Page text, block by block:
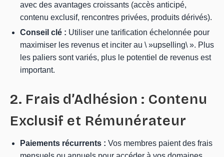
avec des avantages croissants (accès anticipé,
contenu exclusif, rencontres privées, produits dérivés).
Conseil clé : Utiliser une tarification échelonnée pour
maximiser les revenus et inciter au \ »upselling\ ». Plus
les paliers sont variés, plus le potentiel de revenus est
important.
2. Frais d’Adhésion : Contenu
Exclusif et Rémunérateur
Paiements récurrents : Vos membres paient des frais